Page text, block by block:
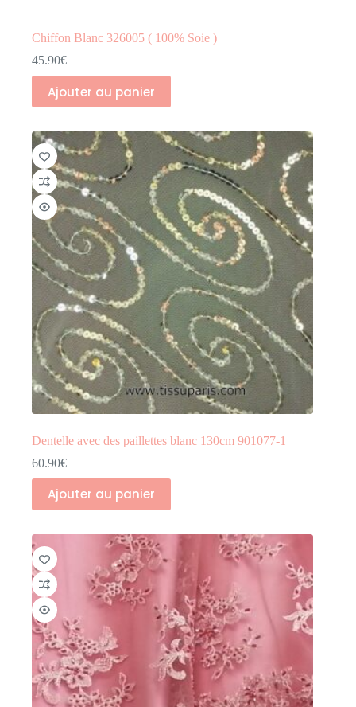
Chiffon Blanc 326005 ( 100% Soie )
45.90€
Ajouter au panier
Dentelle avec des paillettes blanc 130cm 901077-1
60.90€
Ajouter au panier